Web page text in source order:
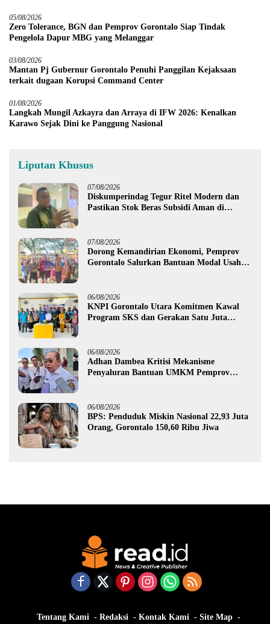
05/08/2026
Zero Tolerance, BGN dan Pemprov Gorontalo Siap Tindak
Pengelola Dapur MBG yang Melanggar
03/08/2026
Mantan Pj Gubernur Gorontalo Penuhi Panggilan Kejaksaan
terkait dugaan Korupsi Command Center
01/08/2026
Langkah Mungil Azkayra dan Arraya di IFW 2026: Kenalkan
Karawo Sejak Dini ke Panggung Nasional
Liputan Khusus
07/08/2026
Diskumperindag Tegur Ritel Modern dan
Pastikan Stok Beras Subsidi Aman di
07/08/2026
Dorong Kemandirian Ekonomi, Pemprov
Gorontalo Salurkan Bantuan Modal Usaha
06/08/2026
KNPI Gorontalo Utara Komitmen Kawal
Program SKS dan Gerakan Satu Juta
06/08/2026
Adhan Dambea Kritisi Mekanisme
Penyaluran Bantuan UMKM Pemprov
06/08/2026
BPS: Penduduk Miskin Nasional 22,93 Juta
Orang, Gorontalo 150,60 Ribu Jiwa
Tentang Kami Redaksi Kontak Kami
Site Map